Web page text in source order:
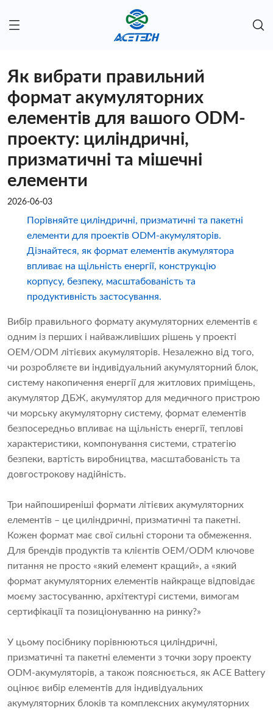
Як вибрати правильний
формат акумуляторних
елементів для вашого ODM-
проекту: циліндричні,
призматичні та мішечні
елементи
2026-06-03
Порівняйте циліндричні, призматичні та пакетні
елементи для проектів ODM-акумуляторів.
Дізнайтеся, як формат елементів акумулятора
впливає на щільність енергії, конструкцію
корпусу, безпеку, масштабованість та
продуктивність застосування.
Вибір правильного формату акумуляторних елементів є
одним із перших і найважливіших рішень у проекті
OEM/ODM літієвих акумуляторів. Незалежно від того,
чи розробляєте ви індивідуальний акумуляторний блок,
систему накопичення енергії для житлових приміщень,
акумулятор ДБЖ, акумулятор для медичного пристрою
чи морську акумуляторну систему, формат елементів
безпосередньо впливає на щільність енергії, теплові
характеристики, компонування системи, стратегію
безпеки, вартість виробництва, масштабованість та
довгострокову надійність.
Три найпоширеніші формати літієвих акумуляторних
елементів – це циліндричні, призматичні та пакетні.
Кожен формат має свої сильні сторони та обмеження.
Для брендів продуктів та клієнтів OEM/ODM ключове
питання не просто «який елемент кращий», а «який
формат акумуляторних елементів найкраще відповідає
моєму застосуванню, архітектурі системи, вимогам
сертифікації та позиціонуванню на ринку?»
У цьому посібнику порівнюються циліндричні,
призматичні та пакетні елементи з точки зору проекту
ODM-акумуляторів, а також пояснюється, як ACE Battery
оцінює вибір елементів для індивідуальних
акумуляторних блоків та комплексних акумуляторних